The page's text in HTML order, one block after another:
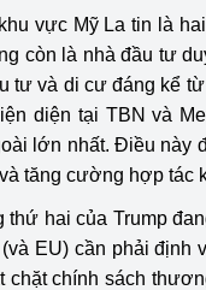
Phát triển bền
Tổ chức kiểm
Văn hóa
Tái cơ cấu
Quản lý thị
vực Mỹ La tin là
còn là nhà đầu tư
tư và di cư đáng kể
diện tại TBN và
lớn nhất. Điều này
tăng cường hợp tác
thứ hai của Trump
EU) cần phải định
chặt chính sách